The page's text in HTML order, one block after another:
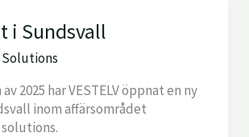
i Sundsvall
2025 har VESTELV öppnat en ny
inom affärsområdet